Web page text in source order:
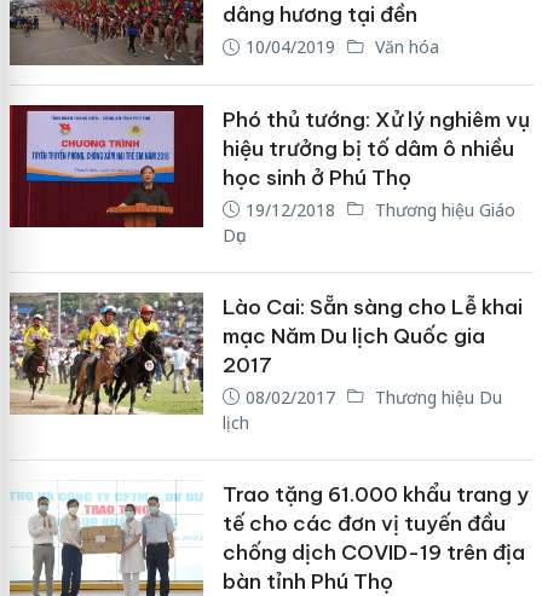
dâng hương tại đền
10/04/2019 Văn hóa
Phó thủ tướng: Xử lý nghiêm vụ
hiệu trưởng bị tố dâm ô nhiều
học sinh ở Phú Thọ
19/12/2018
Thương hiệu Giáo
Dục
Lào Cai: Sẵn sàng cho Lễ khai
mạc Năm Du lịch Quốc gia
2017
08/02/2017
Thương hiệu Du
lịch
Trao tặng 61.000 khẩu trang y
tế cho các đơn vị tuyến đầu
chống dịch COVID-19 trên địa
bàn tỉnh Phú Thọ